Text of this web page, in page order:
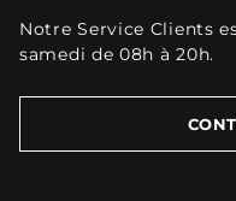
Notre Service Clients
samedi de 08h à 20h.